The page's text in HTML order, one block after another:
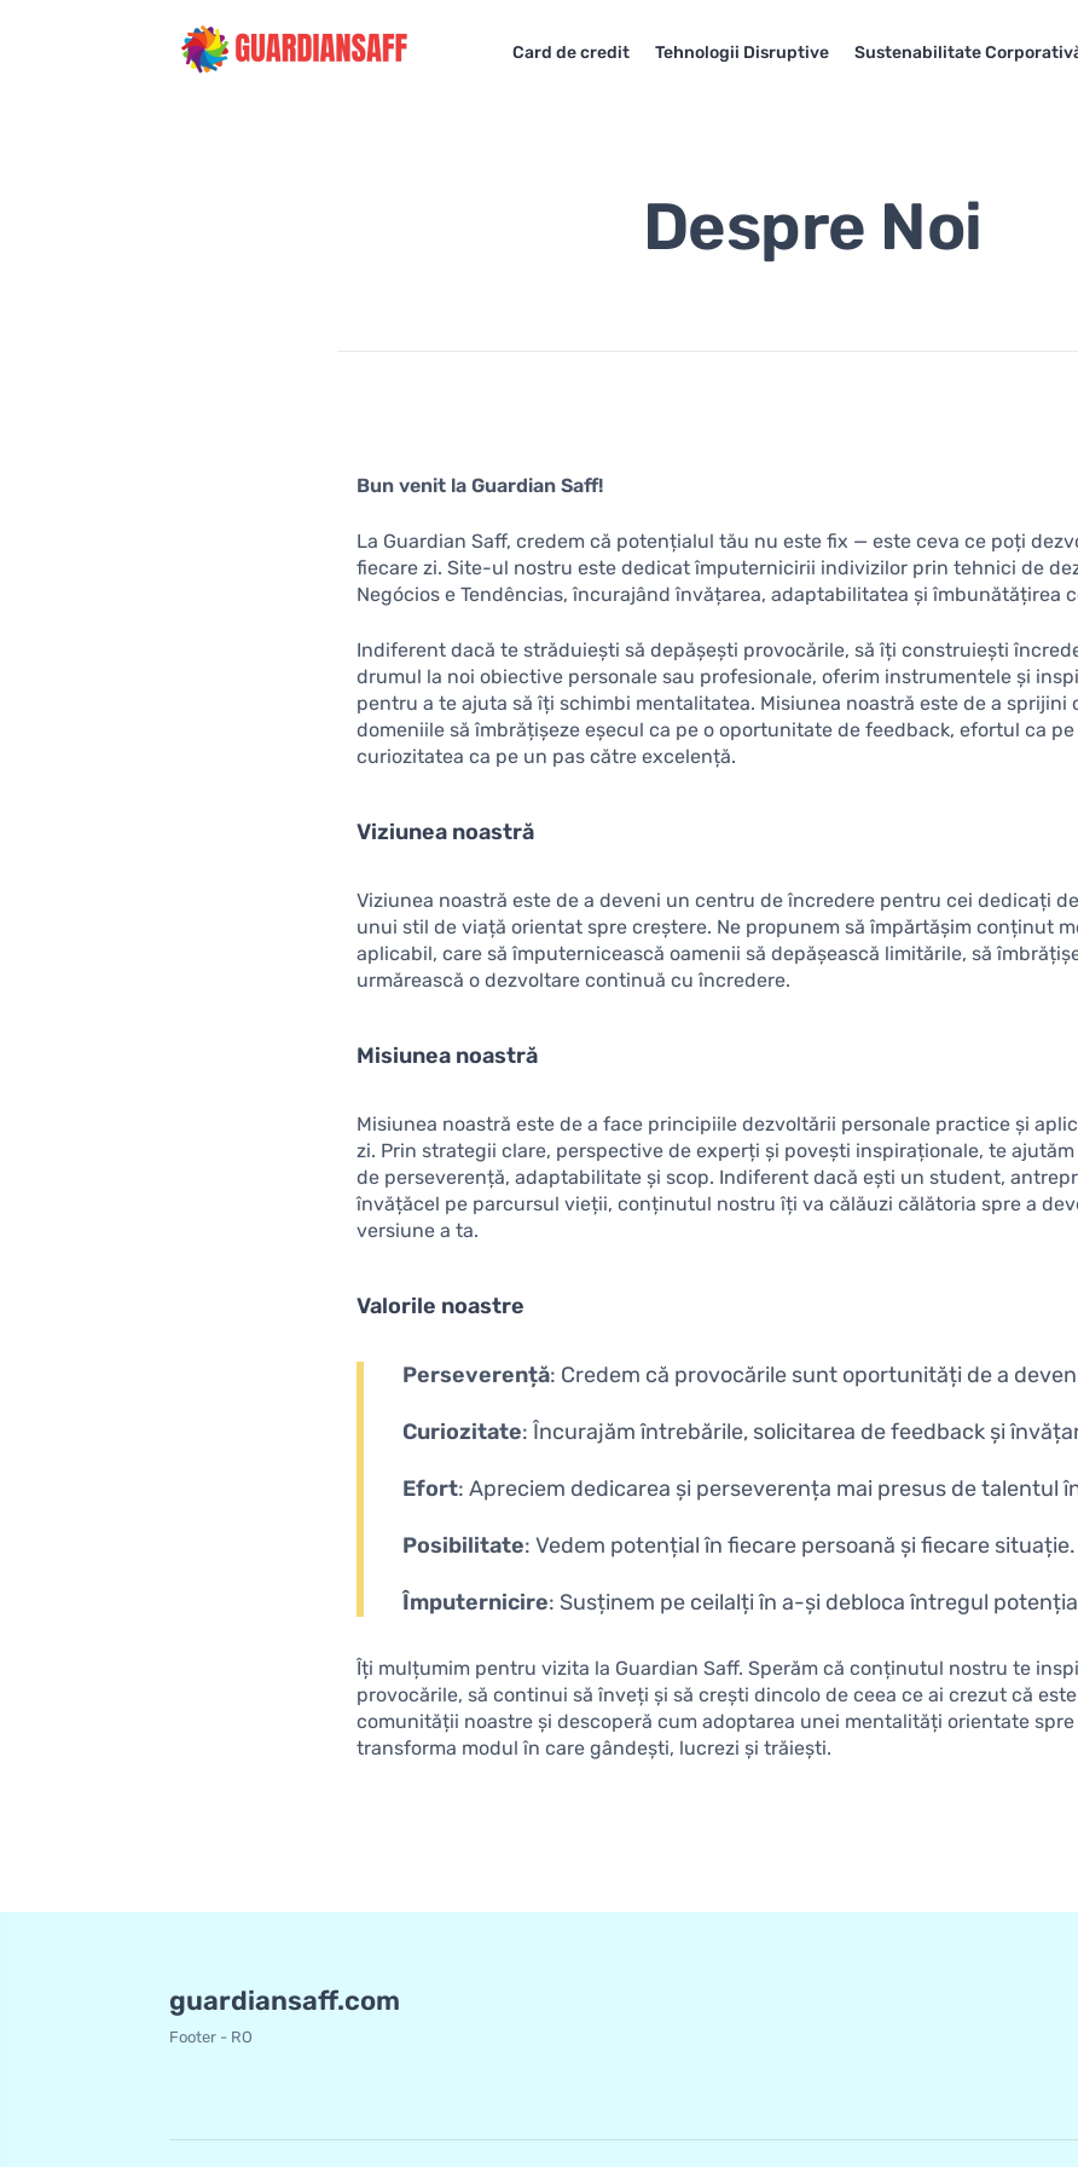
Card de credit Tehnologii Disruptive Sustenabilitate
Despre Noi
Bun venit la Guardian Saff!
La Guardian Saff, credem că potențialul tău nu este fix — este ceva ce poți
fiecare zi. Site-ul nostru este dedicat împuternicirii indivizilor prin tehnici de
Negócios e Tendências, încurajând învățarea, adaptabilitatea și îmbunătățirea
Indiferent dacă te străduiești să depășești provocările, să îți construiești
drumul la noi obiective personale sau profesionale, oferim instrumentele și
pentru a te ajuta să îți schimbi mentalitatea. Misiunea noastră este de a sprijini
domeniile să îmbrățișeze eșecul ca pe o oportunitate de feedback, efortul ca
curiozitatea ca pe un pas către excelență.
Viziunea noastră
Viziunea noastră este de a deveni un centru de încredere pentru cei dedicați
unui stil de viață orientat spre creștere. Ne propunem să împărtășim conținut
aplicabil, care să împuternicească oamenii să depășească limitările, să
urmărească o dezvoltare continuă cu încredere.
Misiunea noastră
Misiunea noastră este de a face principiile dezvoltării personale practice și
zi. Prin strategii clare, perspective de experți și povești inspiraționale, te
de perseverență, adaptabilitate și scop. Indiferent dacă ești un student,
învățăcel pe parcursul vieții, conținutul nostru îți va călăuzi călătoria spre a
versiune a ta.
Valorile noastre
Perseverență: Credem că provocările sunt oportunități de a
Curiozitate: Încurajăm întrebările, solicitarea de feedback și
Efort: Apreciem dedicarea și perseverența mai presus de talentul
Posibilitate: Vedem potențial în fiecare persoană și fiecare situație.
Împuternicire: Susținem pe ceilalți în a-și debloca întregul
Îți mulțumim pentru vizita la Guardian Saff. Sperăm că conținutul nostru te
provocările, să continui să înveți și să crești dincolo de ceea ce ai crezut că
comunității noastre și descoperă cum adoptarea unei mentalități orientate
transforma modul în care gândești, lucrezi și trăiești.
guardiansaff.com
Footer - RO